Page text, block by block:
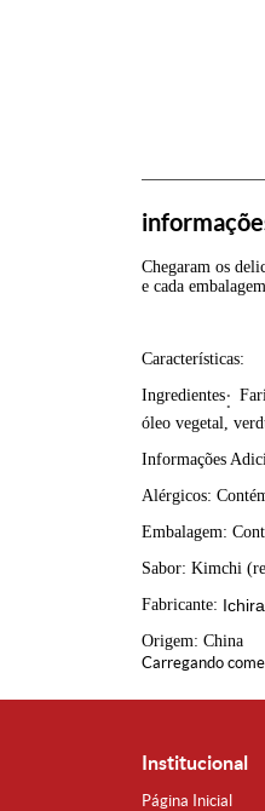
Chegaram os
e cada
Características:
Ingredientes:
óleo vegetal,
Informações
Alérgicos:
Embalagem:
Sabor: Kimchi
Fabricante:
Origem: China
Carregando
Institucional
Página Inicial